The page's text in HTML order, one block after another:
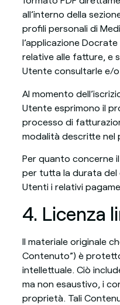
all’interno della
profili personali di
l’applicazione
relative alle fatture, e
Utente consultarle e/o
Al momento
Utente esprimono il
processo di
modalità descritte nel
Per quanto concerne
per tutta la durata
Utenti i relativi
4. Licenza
Il materiale originale
Contenuto”) è
intellettuale. Ciò
ma non esaustivo, i
proprietà. Tali